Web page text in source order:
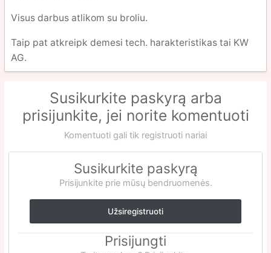
Visus darbus atlikom su broliu.
Taip pat atkreipk demesi tech. harakteristikas tai KW
AG.
Susikurkite paskyrą arba
prisijunkite, jei norite komentuoti
Komentuoti gali tik registruoti nariai
Susikurkite paskyrą
Prisijunkite prie mūsų bendruomenės.
Užsiregistruoti
Prisijungti